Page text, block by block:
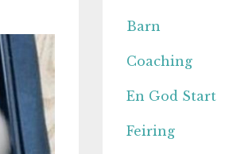
Barn
Coaching
En God Start
Feiring